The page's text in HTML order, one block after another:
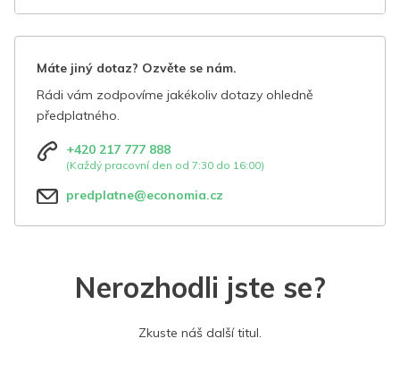
Máte jiný dotaz? Ozvěte se nám.
Rádi vám zodpovíme jakékoliv dotazy ohledně
předplatného.
+420 217 777 888
(Každý pracovní den od 7:30 do 16:00)
predplatne@economia.cz
Nerozhodli jste se?
Zkuste náš další titul.